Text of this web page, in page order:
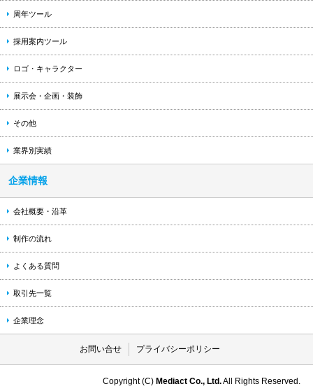
周年ツール
採用案内ツール
ロゴ・キャラクター
展示会・企画・装飾
その他
業界別実績
企業情報
会社概要・沿革
制作の流れ
よくある質問
取引先一覧
企業理念
お問い合せ プライバシーポリシー
Copyright (C)Mediact Co., Ltd.All Rights Reserved.